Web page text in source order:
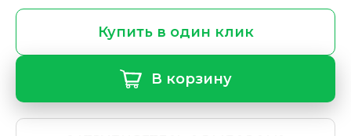
Купить в один клик
В корзину